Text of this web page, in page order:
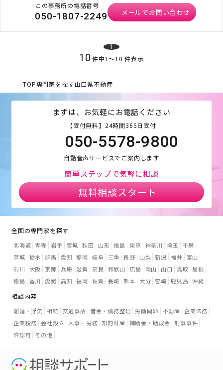
この事務所の電話番号
050-1807-2249 メールでお問い合わせ
1
10 件中1〜10 件表示
TOP専門家を探す山口県不動産
まずは、お気軽にお電話ください
【受付無料】24時間365日受付
050-5578-9800
自動音声サービスでご案内します
簡単ステップで気軽に相談
無料相談スタート
全国の専門家を探す
北海道 青森 岩手 宮城 秋田 山形 福島 東京 神奈川 埼玉
千葉
茨城 栃木 群馬 愛知 静岡 岐阜 三重 長野 山梨 新潟 福井
富山
石川
大阪 京都 兵庫 滋賀 奈良 和歌山 広島 岡山 山口 鳥取
島根
徳島 香川 愛媛 高知 福岡 佐賀 長崎 熊本 大分 宮崎 鹿児島 沖縄
相談内容
離婚・浮気 相続 交通事故 借金・債務整理 労働問題 不動産 企業法務
企業税務 会社設立 人事・労務 知的財産 補助金・助成金 刑事事件
許認可 その他